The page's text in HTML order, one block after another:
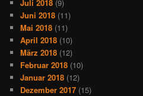
Juli 2018 (9)
Juni 2018 (11)
Mai 2018 (11)
April 2018 (10)
März 2018 (12)
Februar 2018 (10)
Januar 2018 (12)
Dezember 2017 (15)